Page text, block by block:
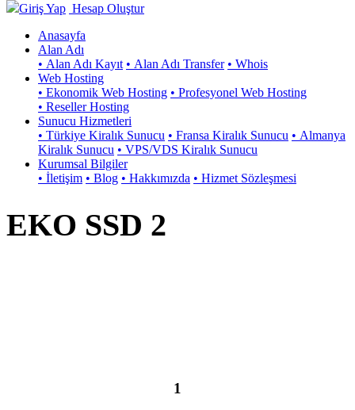
Giriş Yap Hesap Oluştur
Anasayfa
Alan Adı
• Alan Adı Kayıt • Alan Adı Transfer • Whois
Web Hosting
• Ekonomik Web Hosting • Profesyonel Web Hosting
• Reseller Hosting
Sunucu Hizmetleri
• Türkiye Kiralık Sunucu • Fransa Kiralık Sunucu • Almanya
Kiralık Sunucu • VPS/VDS Kiralık Sunucu
Kurumsal Bilgiler
• İletişim • Blog • Hakkımızda • Hizmet Sözleşmesi
EKO SSD 2
1